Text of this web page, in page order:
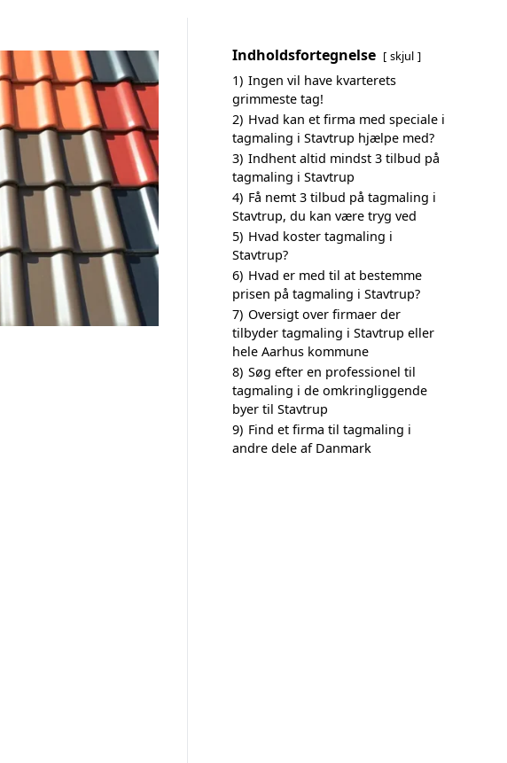
Indholdsfortegnelse skjul
1) Ingen vil have kvarterets
grimmeste tag!
2) Hvad kan et firma med speciale i
tagmaling i Stavtrup hjælpe med?
3) Indhent altid mindst 3 tilbud på
tagmaling i Stavtrup
4) Få nemt 3 tilbud på tagmaling i
Stavtrup, du kan være tryg ved
5) Hvad koster tagmaling i
Stavtrup?
6) Hvad er med til at bestemme
prisen på tagmaling i Stavtrup?
7) Oversigt over firmaer der
tilbyder tagmaling i Stavtrup eller
hele Aarhus kommune
8) Søg efter en professionel til
tagmaling i de omkringliggende
byer til Stavtrup
9) Find et firma til tagmaling i
andre dele af Danmark